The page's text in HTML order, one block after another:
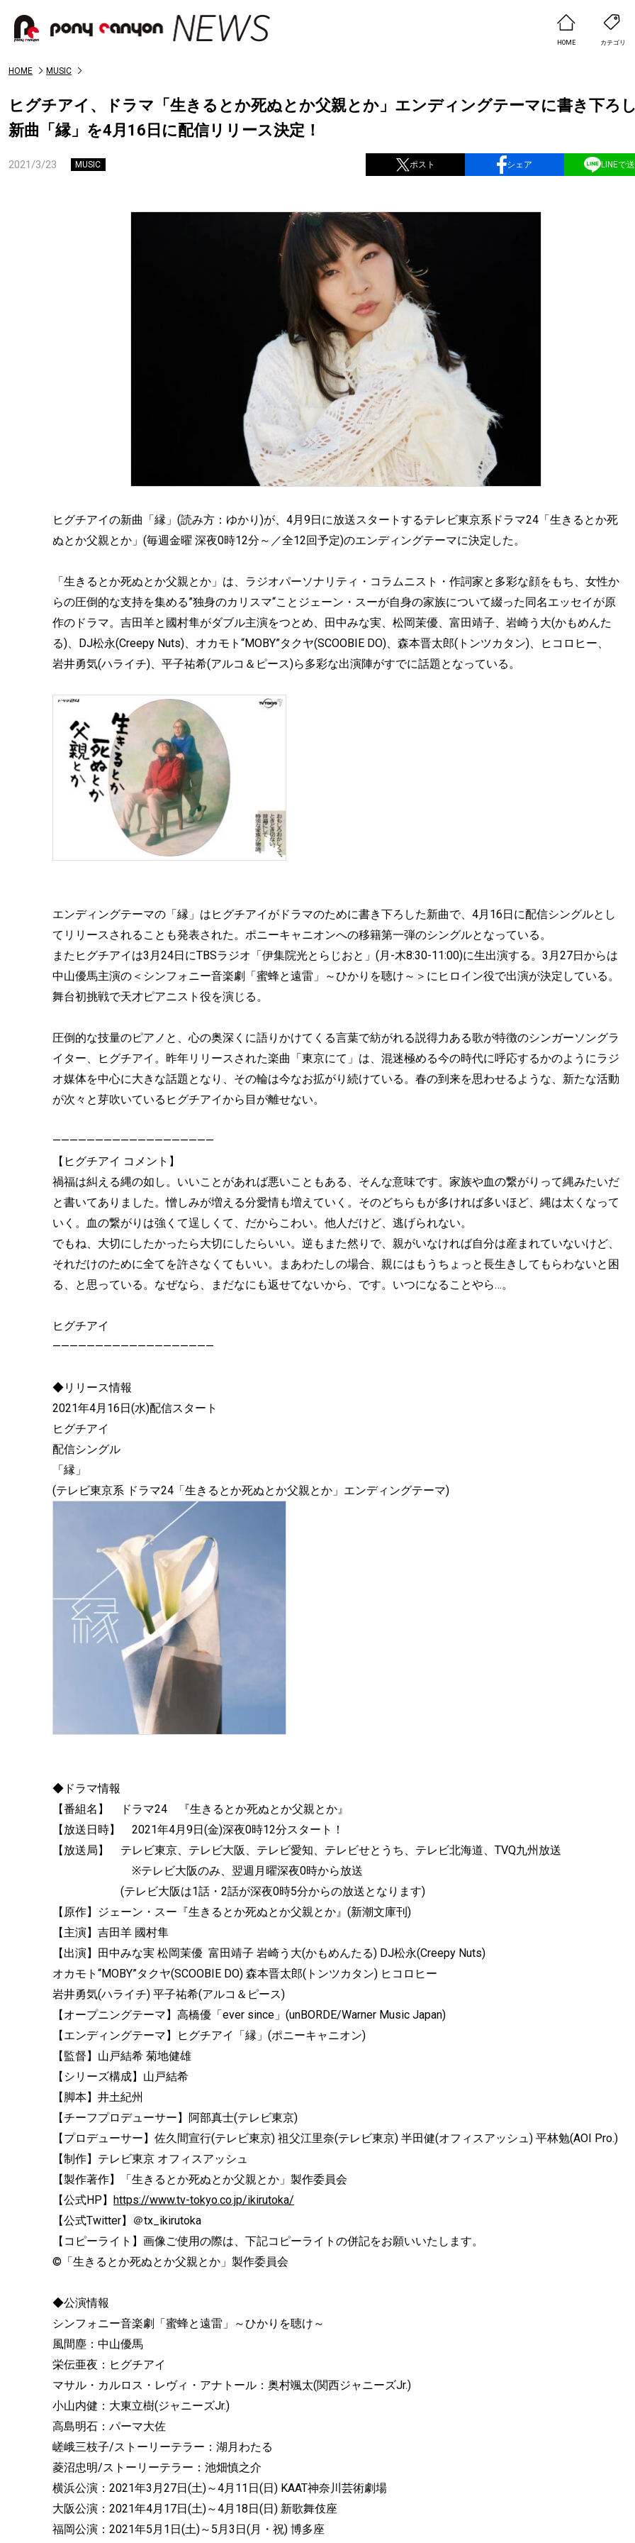
HOME カテゴリ
HOME MUSIC
ヒグチアイ、ドラマ「生きるとか死ぬとか父親とか」エンディングテーマに書き下ろ
新曲「縁」を4月16日に配信リリース決定！
2021/3/23 MUSIC ポスト シェア LINEで
ヒグチアイの新曲「縁」(読み方：ゆかり)が、4月9日に放送スタートするテレビ東京系ドラマ24「生きるとか死
ぬとか父親とか」(毎週金曜 深夜0時12分～／全12回予定)のエンディングテーマに決定した。
「生きるとか死ぬとか父親とか」は、ラジオパーソナリティ・コラムニスト・作詞家と多彩な顔をもち、女性か
らの圧倒的な支持を集める”独身のカリスマ“ことジェーン・スーが自身の家族について綴った同名エッセイが原
作のドラマ。吉田羊と國村隼がダブル主演をつとめ、田中みな実、松岡茉優、富田靖子、岩崎う大(かもめんた
る)、DJ松永(Creepy Nuts)、オカモト“MOBY”タクヤ(SCOOBIE DO)、森本晋太郎(トンツカタン)、ヒコロヒー、
岩井勇気(ハライチ)、平子祐希(アルコ＆ピース)ら多彩な出演陣がすでに話題となっている。
エンディングテーマの「縁」はヒグチアイがドラマのために書き下ろした新曲で、4月16日に配信シングルとし
てリリースされることも発表された。ポニーキャニオンへの移籍第一弾のシングルとなっている。
またヒグチアイは3月24日にTBSラジオ「伊集院光とらじおと」(月-木8:30-11:00)に生出演する。3月27日からは
中山優馬主演の＜シンフォニー音楽劇「蜜蜂と遠雷」～ひかりを聴け～＞にヒロイン役で出演が決定している。
舞台初挑戦で天才ピアニスト役を演じる。
圧倒的な技量のピアノと、心の奥深くに語りかけてくる言葉で紡がれる説得力ある歌が特徴のシンガーソングラ
イター、ヒグチアイ。昨年リリースされた楽曲「東京にて」は、混迷極める今の時代に呼応するかのようにラジ
オ媒体を中心に大きな話題となり、その輪は今なお拡がり続けている。春の到来を思わせるような、新たな活動
が次々と芽吹いているヒグチアイから目が離せない。
———————————————————
【ヒグチアイ コメント】
禍福は糾える縄の如し。いいことがあれば悪いこともある、そんな意味です。家族や血の繋がりって縄みたいだ
と書いてありました。憎しみが増える分愛情も増えていく。そのどちらもが多ければ多いほど、縄は太くなって
いく。血の繋がりは強くて逞しくて、だからこわい。他人だけど、逃げられない。
でもね、大切にしたかったら大切にしたらいい。逆もまた然りで、親がいなければ自分は産まれていないけど、
それだけのために全てを許さなくてもいい。まあわたしの場合、親にはもうちょっと長生きしてもらわないと困
る、と思っている。なぜなら、まだなにも返せてないから、です。いつになることやら…。
ヒグチアイ
———————————————————
◆リリース情報
2021年4月16日(水)配信スタート
ヒグチアイ
配信シングル
「縁」
(テレビ東京系 ドラマ24「生きるとか死ぬとか父親とか」エンディングテーマ)
◆ドラマ情報
【番組名】 ドラマ24 『生きるとか死ぬとか父親とか』
【放送日時】 2021年4月9日(金)深夜0時12分スタート！
【放送局】 テレビ東京、テレビ大阪、テレビ愛知、テレビせとうち、テレビ北海道、TVQ九州放送
※テレビ大阪のみ、翌週月曜深夜0時から放送
(テレビ大阪は1話・2話が深夜0時5分からの放送となります)
【原作】ジェーン・スー『生きるとか死ぬとか父親とか』(新潮文庫刊)
【主演】吉田羊 國村隼
【出演】田中みな実 松岡茉優 富田靖子 岩崎う大(かもめんたる) DJ松永(Creepy Nuts)
オカモト“MOBY”タクヤ(SCOOBIE DO) 森本晋太郎(トンツカタン) ヒコロヒー
岩井勇気(ハライチ) 平子祐希(アルコ＆ピース)
【オープニングテーマ】高橋優「ever since」(unBORDE/Warner Music Japan)
【エンディングテーマ】ヒグチアイ「縁」(ポニーキャニオン)
【監督】山戸結希 菊地健雄
【シリーズ構成】山戸結希
【脚本】井土紀州
【チーフプロデューサー】阿部真士(テレビ東京)
【プロデューサー】佐久間宣行(テレビ東京) 祖父江里奈(テレビ東京) 半田健(オフィスアッシュ) 平林勉(AOI Pro.)
【制作】テレビ東京 オフィスアッシュ
【製作著作】「生きるとか死ぬとか父親とか」製作委員会
【公式HP】 https://www.tv-tokyo.co.jp/ikirutoka/
【公式Twitter】＠tx_ikirutoka
【コピーライト】画像ご使用の際は、下記コピーライトの併記をお願いいたします。
©「生きるとか死ぬとか父親とか」製作委員会
◆公演情報
シンフォニー音楽劇「蜜蜂と遠雷」～ひかりを聴け～
風間塵：中山優馬
栄伝亜夜：ヒグチアイ
マサル・カルロス・レヴィ・アナトール：奥村颯太(関西ジャニーズJr.)
小山内健：大東立樹(ジャニーズJr.)
高島明石：パーマ大佐
嵯峨三枝子/ストーリーテラー：湖月わたる
菱沼忠明/ストーリーテラー：池畑慎之介
横浜公演：2021年3月27日(土)～4月11日(日) KAAT神奈川芸術劇場
大阪公演：2021年4月17日(土)～4月18日(日) 新歌舞伎座
福岡公演：2021年5月1日(土)～5月3日(月・祝) 博多座